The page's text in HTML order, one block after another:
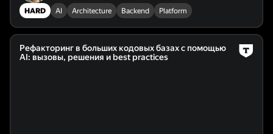
HARD AI Architecture Backend Platform
Рефакторинг в больших кодовых базах с помощью
AI: вызовы, решения и best practices